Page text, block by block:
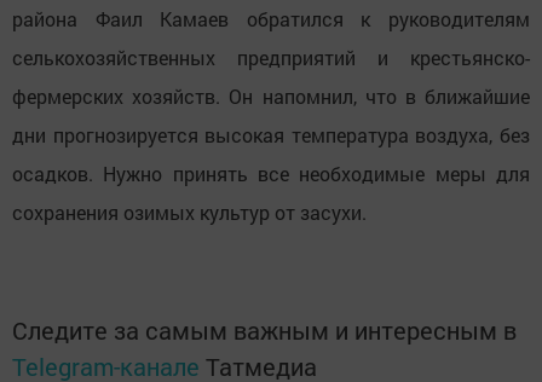
района Фаил Камаев обратился к руководителям
селькохозяйственных предприятий и крестьянско-
фермерских хозяйств. Он напомнил, что в ближайшие
дни прогнозируется высокая температура воздуха, без
осадков. Нужно принять все необходимые меры для
сохранения озимых культур от засухи.
Следите за самым важным и интересным в
Telegram-канале Татмедиа